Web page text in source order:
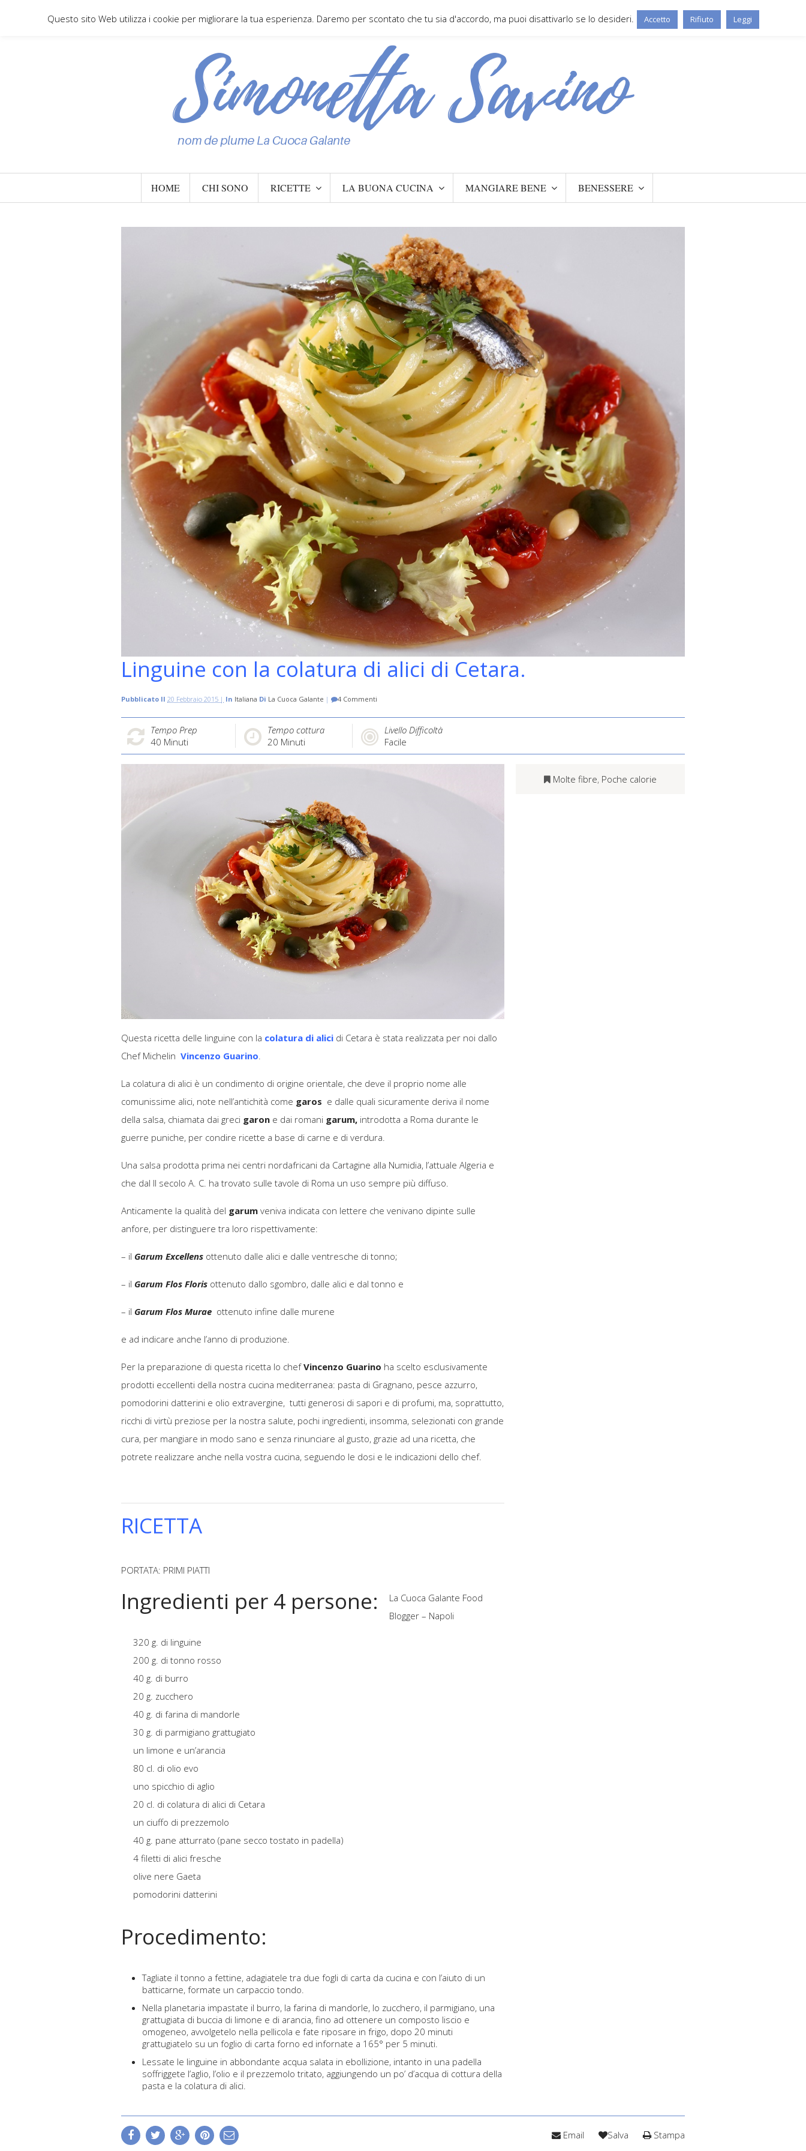
HOME CHI SONO RICETTE LA BUONA CUCINA MANGIARE BENE BENESSERE
Linguine con la colatura di alici di Cetara.
Pubblicato Il 20 Febbraio 2015 | In Italiana Di La Cuoca Galante | 4 Commenti
Tempo Prep
40 Minuti
Tempo cottura
20 Minuti
Livello Difficoltà
Facile
Questa ricetta delle linguine con la colatura di alici di Cetara è stata realizzata per noi dallo
Chef Michelin Vincenzo Guarino.
La colatura di alici è un condimento di origine orientale, che deve il proprio nome alle
comunissime alici, note nell’antichità come garos e dalle quali sicuramente deriva il nome
della salsa, chiamata dai greci garon e dai romani garum, introdotta a Roma durante le
guerre puniche, per condire ricette a base di carne e di verdura.
Una salsa prodotta prima nei centri nordafricani da Cartagine alla Numidia, l’attuale Algeria e
che dal II secolo A. C. ha trovato sulle tavole di Roma un uso sempre più diffuso.
Anticamente la qualità del garum veniva indicata con lettere che venivano dipinte sulle
anfore, per distinguere tra loro rispettivamente:
– il Garum Excellens ottenuto dalle alici e dalle ventresche di tonno;
– il Garum Flos Floris ottenuto dallo sgombro, dalle alici e dal tonno e
– il Garum Flos Murae ottenuto infine dalle murene
e ad indicare anche l’anno di produzione.
Per la preparazione di questa ricetta lo chefVincenzo Guarino ha scelto esclusivamente
prodotti eccellenti della nostra cucina mediterranea: pasta di Gragnano, pesce azzurro,
pomodorini datterini e olio extravergine, tutti generosi di sapori e di profumi, ma, soprattutto,
ricchi di virtù preziose per la nostra salute, pochi ingredienti, insomma, selezionati con grande
cura, per mangiare in modo sano e senza rinunciare al gusto, grazie ad una ricetta, che
potrete realizzare anche nella vostra cucina, seguendo le dosi e le indicazioni dello chef.
RICETTA
PORTATA: PRIMI PIATTI
Ingredienti per 4 persone:
320 g. di linguine
200 g. di tonno rosso
40 g. di burro
20 g. zucchero
40 g. di farina di mandorle
30 g. di parmigiano grattugiato
un limone e un’arancia
80 cl. di olio evo
uno spicchio di aglio
20 cl. di colatura di alici di Cetara
un ciuffo di prezzemolo
40 g. pane atturrato (pane secco tostato in padella)
4 filetti di alici fresche
olive nere Gaeta
pomodorini datterini
Procedimento:
Tagliate il tonno a fettine, adagiatele tra due fogli di carta da cucina e con l’aiuto di un
batticarne, formate un carpaccio tondo.
Nella planetaria impastate il burro, la farina di mandorle, lo zucchero, il parmigiano, una
grattugiata di buccia di limone e di arancia, fino ad ottenere un composto liscio e
omogeneo, avvolgetelo nella pellicola e fate riposare in frigo, dopo 20 minuti
grattugiatelo su un foglio di carta forno ed infornate a 165° per 5 minuti.
Lessate le linguine in abbondante acqua salata in ebollizione, intanto in una padella
soffriggete l’aglio, l’olio e il prezzemolo tritato, aggiungendo un po’ d’acqua di cottura della
pasta e la colatura di alici.
La Cuoca Galante Food
Blogger – Napoli
Molte fibre, Poche calorie
Email Salva Stampa
Questo sito Web utilizza i cookie per migliorare la tua esperienza. Daremo per scontato che tu sia d'accordo, ma puoi disattivarlo se lo desideri. Accetto Rifiuto Leggi